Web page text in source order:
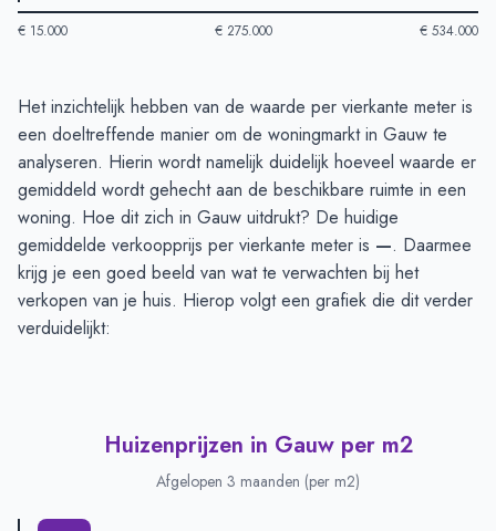
€ 15.000 € 275.000 € 534.000
Huizenprijzen in Gauw -Afgelopen 3 maanden
Type
Bedrag
Vraagprijs in euro's
€ 484.333
Verkoopprijs in euro's
€ 378.500
Het inzichtelijk hebben van de waarde per vierkante meter is
een doeltreffende manier om de woningmarkt in Gauw te
analyseren. Hierin wordt namelijk duidelijk hoeveel waarde er
gemiddeld wordt gehecht aan de beschikbare ruimte in een
woning. Hoe dit zich in Gauw uitdrukt? De huidige
gemiddelde verkoopprijs per vierkante meter is —. Daarmee
krijg je een goed beeld van wat te verwachten bij het
verkopen van je huis. Hierop volgt een grafiek die dit verder
verduidelijkt:
Huizenprijzen in Gauw per m2
Afgelopen 3 maanden (per m2)